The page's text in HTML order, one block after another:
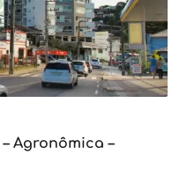
Agronômica –